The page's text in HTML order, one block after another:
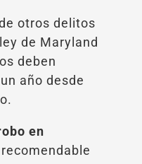
otros delitos
de Maryland
deben
año desde
en